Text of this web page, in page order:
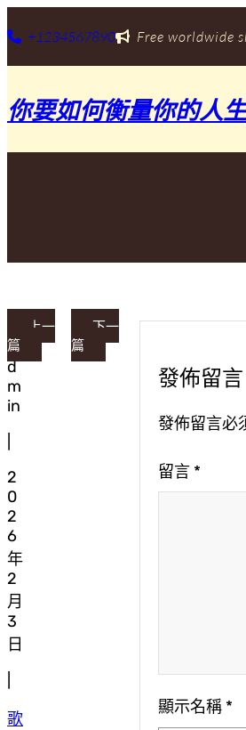
至
要
容
+1234567890 Free worldwide
你要如何衡量你的人生
a
d
m
in
2
0
2
6
年
2
月
3
日
歌
上一
篇
下一
篇
發佈留言
發佈留言必
留言 *
顯示名稱 *